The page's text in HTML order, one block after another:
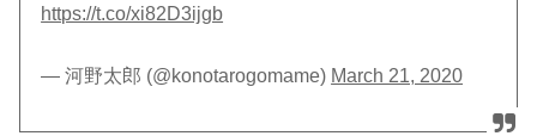
https://t.co/xi82D3ijgb
— 河野太郎 (@konotarogomame) March 21, 2020